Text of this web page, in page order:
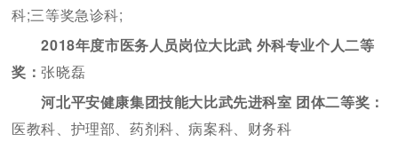
科;三等奖急诊科;
2018年度市医务人员岗位大比武 外科专业个人二等
奖：张晓磊
河北平安健康集团技能大比武先进科室 团体二等奖：
医教科、护理部、药剂科、病案科、财务科